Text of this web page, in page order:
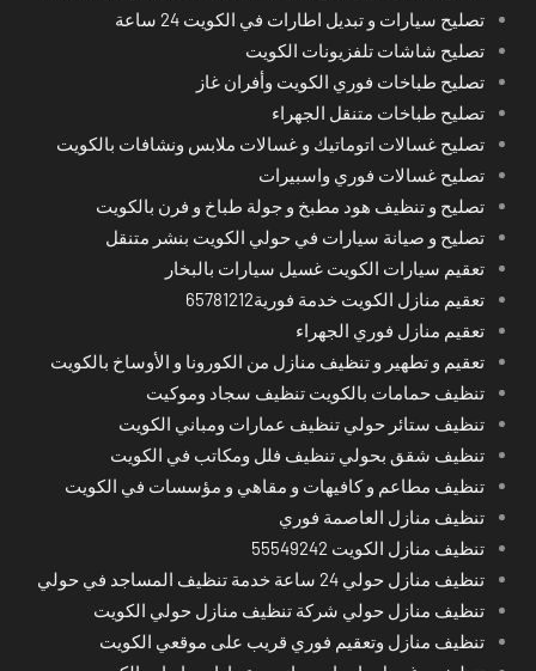
تصليح سيارات و تبديل اطارات في الكويت 24 ساعة
تصليح شاشات تلفزيونات الكويت
تصليح طباخات فوري الكويت وأفران غاز
تصليح طباخات متنقل الجهراء
تصليح غسالات اتوماتيك و غسالات ملابس ونشافات بالكويت
تصليح غسالات فوري واسبيرات
تصليح و تنظيف هود مطبخ و جولة طباخ و فرن بالكويت
تصليح و صيانة سيارات في حولي الكويت بنشر متنقل
تعقيم سيارات الكويت غسيل سيارات بالبخار
تعقيم منازل الكويت خدمة فورية65781212
تعقيم منازل فوري الجهراء
تعقيم و تطهير و تنظيف منازل من الكورونا و الأوساخ بالكويت
تنظيف حمامات بالكويت تنظيف سجاد وموكيت
تنظيف ستائر حولي تنظيف عمارات ومباني الكويت
تنظيف شقق بحولي تنظيف فلل ومكاتب في الكويت
تنظيف مطاعم و كافيهات و مقاهي و مؤسسات في الكويت
تنظيف منازل العاصمة فوري
تنظيف منازل الكويت 55549242
تنظيف منازل حولي 24 ساعة خدمة تنظيف المساجد في حولي
تنظيف منازل حولي شركة تنظيف منازل حولي الكويت
تنظيف منازل وتعقيم فوري قريب على موقعي الكويت